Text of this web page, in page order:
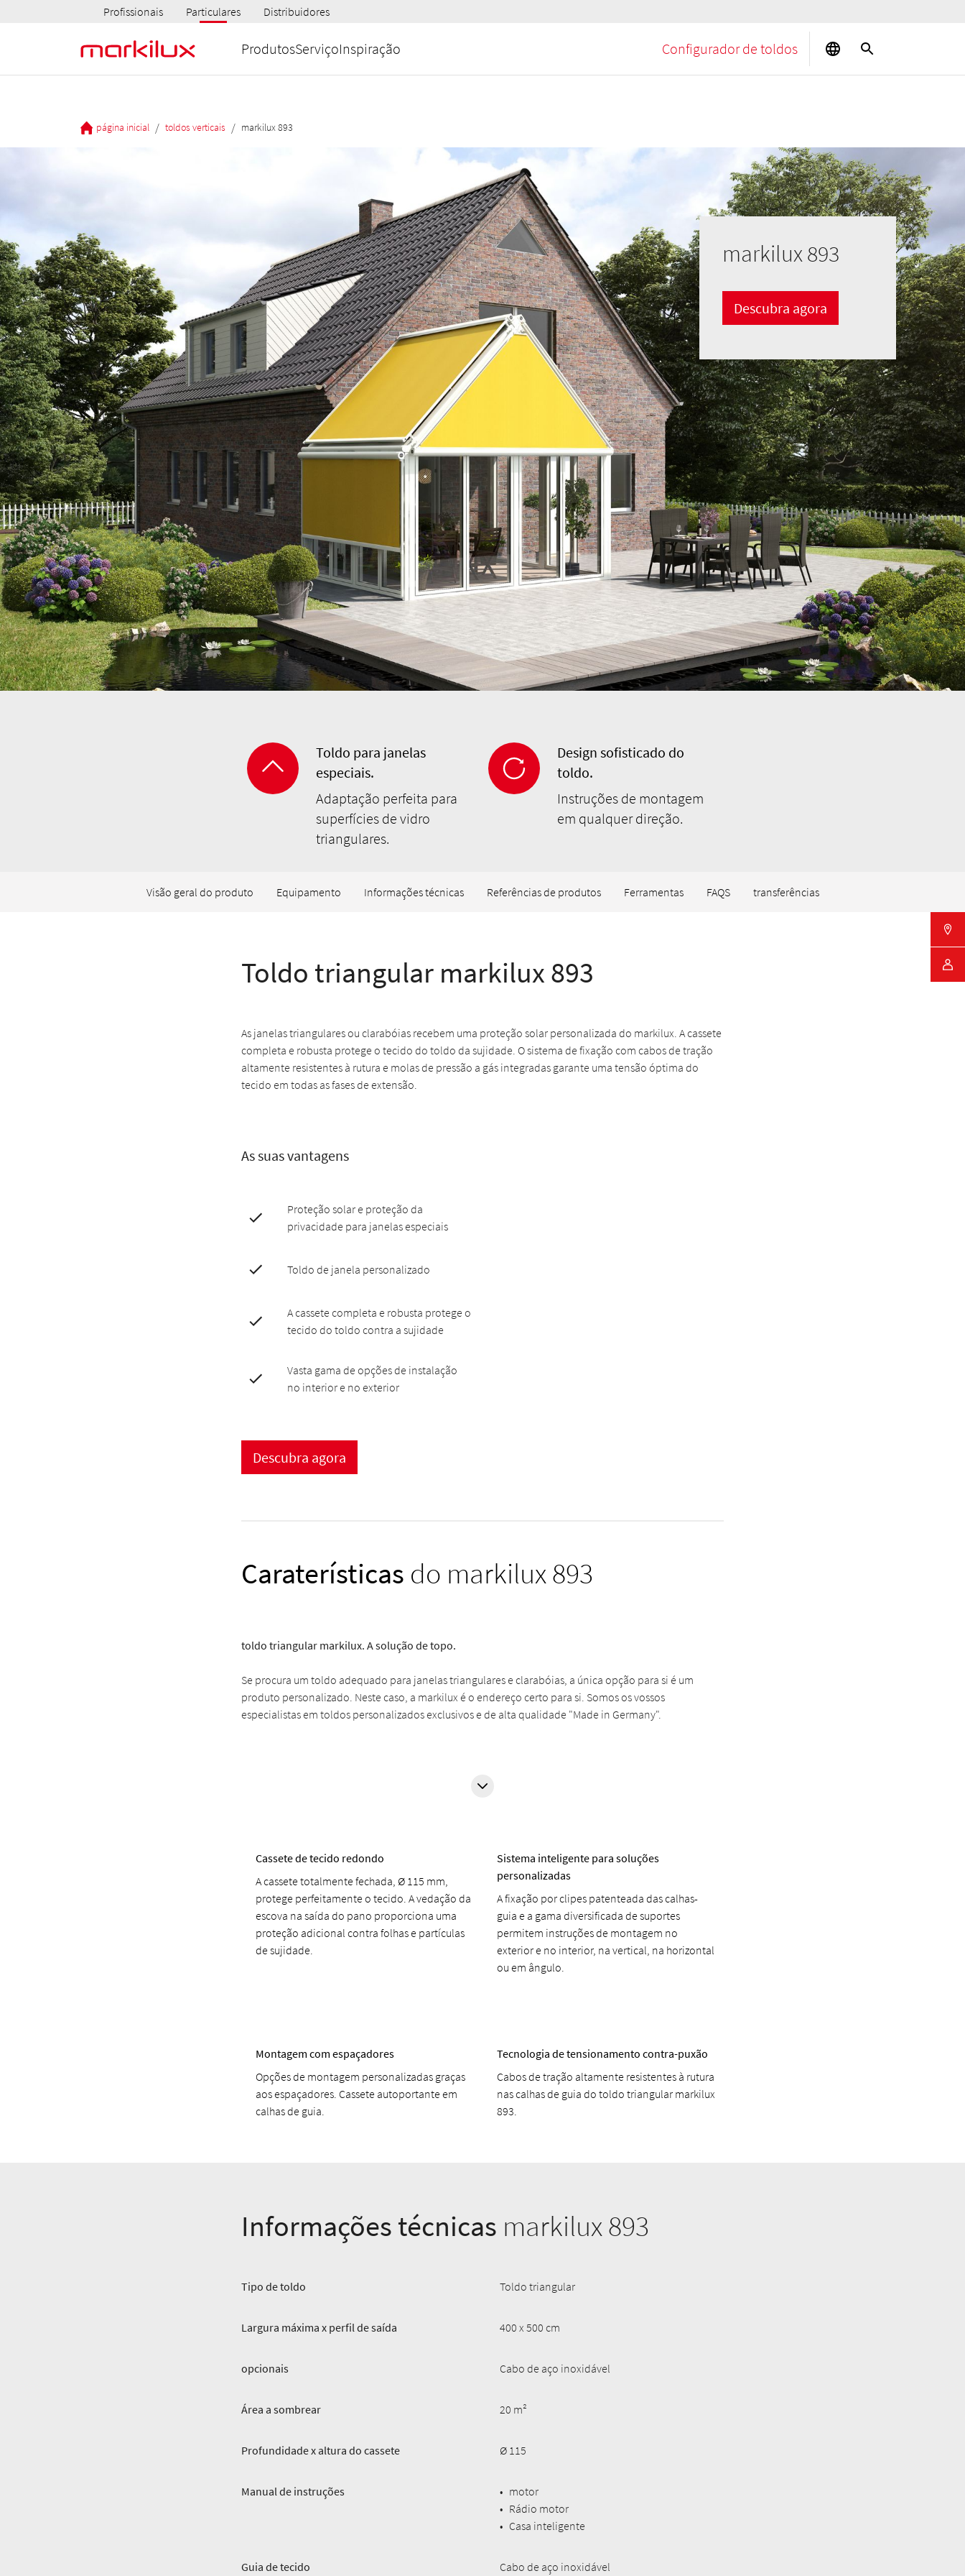
Profissionais Particulares Distribuidores
ProdutosServiçoInspiração Configurador de toldos
página inicial / toldos verticais / markilux 893
markilux 893
Descubra agora
Toldo para janelas
especiais.
Adaptação perfeita para
superfícies de vidro
triangulares.
Design sofisticado do
toldo.
Instruções de montagem
em qualquer direção.
Visão geral do produto Equipamento Informações técnicas Referências de produtos Ferramentas FAQS transferências
Toldo triangular markilux 893
As janelas triangulares ou clarabóias recebem uma proteção solar personalizada do markilux. A cassete
completa e robusta protege o tecido do toldo da sujidade. O sistema de fixação com cabos de tração
altamente resistentes à rutura e molas de pressão a gás integradas garante uma tensão óptima do
tecido em todas as fases de extensão.
As suas vantagens
Proteção solar e proteção da
privacidade para janelas especiais
Toldo de janela personalizado
A cassete completa e robusta protege o
tecido do toldo contra a sujidade
Vasta gama de opções de instalação
no interior e no exterior
Descubra agora
Caraterísticas do markilux 893
toldo triangular markilux. A solução de topo.
Se procura um toldo adequado para janelas triangulares e clarabóias, a única opção para si é um
produto personalizado. Neste caso, a markilux é o endereço certo para si. Somos os vossos
especialistas em toldos personalizados exclusivos e de alta qualidade "Made in Germany".
Cassete de tecido redondo
A cassete totalmente fechada, Ø 115 mm,
protege perfeitamente o tecido. A vedação da
escova na saída do pano proporciona uma
proteção adicional contra folhas e partículas
de sujidade.
Sistema inteligente para soluções
personalizadas
A fixação por clipes patenteada das calhas-
guia e a gama diversificada de suportes
permitem instruções de montagem no
exterior e no interior, na vertical, na horizontal
ou em ângulo.
Montagem com espaçadores
Opções de montagem personalizadas graças
aos espaçadores. Cassete autoportante em
calhas de guia.
Tecnologia de tensionamento contra-puxão
Cabos de tração altamente resistentes à rutura
nas calhas de guia do toldo triangular markilux
893.
Informações técnicas markilux 893
Tipo de toldo Toldo triangular
Largura máxima x perfil de saída 400 x 500 cm
opcionais Cabo de aço inoxidável
Área a sombrear 20 m²
Profundidade x altura do cassete Ø 115
Manual de instruções • motor
• Rádio motor
• Casa inteligente
Guia de tecido Cabo de aço inoxidável